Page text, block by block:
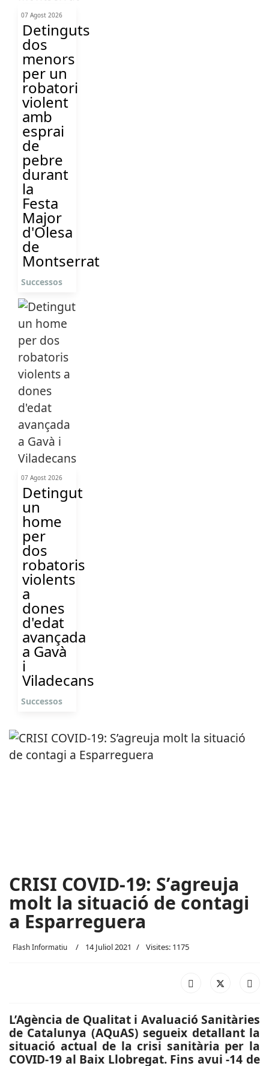
07 Agost 2026
Detinguts
dos
menors
per un
robatori
violent
amb
esprai
de
pebre
durant
la
Festa
Major
d'Olesa
de
Montserrat
Successos
07 Agost 2026
Detingut
un
home
per
dos
robatoris
violents
a
dones
d'edat
avançada
a Gavà
i
Viladecans
Successos
CRISI COVID-19: S’agreuja
molt la situació de contagi
a Esparreguera
Flash Informatiu 14 Juliol 2021 Visites: 1175
L’Agència de Qualitat i Avaluació Sanitàries
de Catalunya (AQuAS) segueix detallant la
situació actual de la crisi sanitària per la
COVID-19 al Baix Llobregat. Fins avui -14 de